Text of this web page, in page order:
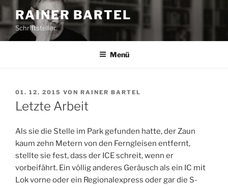
Z
m
I
RAINER BARTEL
Schriftsteller
Menü
V
E
R
F
E
N
I
01. 12. 2015 VON RAINER BARTEL
Letzte Arbeit
Als sie die Stelle im Park gefunden hatte, der Zaun
kaum zehn Metern von den Ferngleisen entfernt,
stellte sie fest, dass der ICE schreit, wenn er
vorbeifährt. Ein völlig anderes Geräusch als ein IC mit
Lok vorne oder ein Regionalexpress oder gar die S-